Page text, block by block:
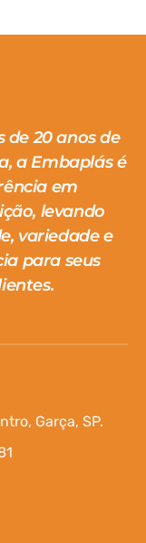
de 20 anos de
a Embaplás é
em
levando
variedade e
para seus
Garça, SP.